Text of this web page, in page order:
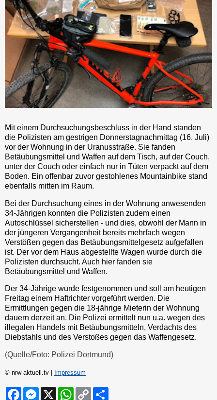
Mit einem Durchsuchungsbeschluss in der Hand standen
die Polizisten am gestrigen Donnerstagnachmittag (16. Juli)
vor der Wohnung in der Uranusstraße. Sie fanden
Betäubungsmittel und Waffen auf dem Tisch, auf der Couch,
unter der Couch oder einfach nur in Tüten verpackt auf dem
Boden. Ein offenbar zuvor gestohlenes Mountainbike stand
ebenfalls mitten im Raum.
Bei der Durchsuchung eines in der Wohnung anwesenden
34-Jährigen konnten die Polizisten zudem einen
Autoschlüssel sicherstellen - und dies, obwohl der Mann in
der jüngeren Vergangenheit bereits mehrfach wegen
Verstößen gegen das Betäubungsmittelgesetz aufgefallen
ist. Der vor dem Haus abgestellte Wagen wurde durch die
Polizisten durchsucht. Auch hier fanden sie
Betäubungsmittel und Waffen.
Der 34-Jährige wurde festgenommen und soll am heutigen
Freitag einem Haftrichter vorgeführt werden. Die
Ermittlungen gegen die 18-jährige Mieterin der Wohnung
dauern derzeit an. Die Polizei ermittelt nun u.a. wegen des
illegalen Handels mit Betäubungsmitteln, Verdachts des
Diebstahls und des Verstoßes gegen das Waffengesetz.
(Quelle/Foto: Polizei Dortmund)
© nrw-aktuell.tv | Impressum
F
M
X
W
C